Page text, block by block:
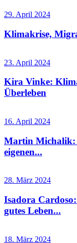
29. April 2024
Klimakrise,
23. April 2024
Kira Vinke:
Überleben
16. April 2024
Martin Michalik:
eigenen...
28. März 2024
Isadora
gutes Leben...
18. März 2024